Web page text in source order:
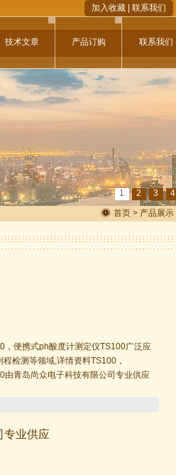
加入收藏 联系我们
技术文章 产品订购 联系我们
1 2 3 4
首页 > 产品展示
，便携式ph酸度计测定仪TS100广泛应
检测等领域,详情资料TS100，
由青岛尚众电子科技有限公司专业供应
专业供应